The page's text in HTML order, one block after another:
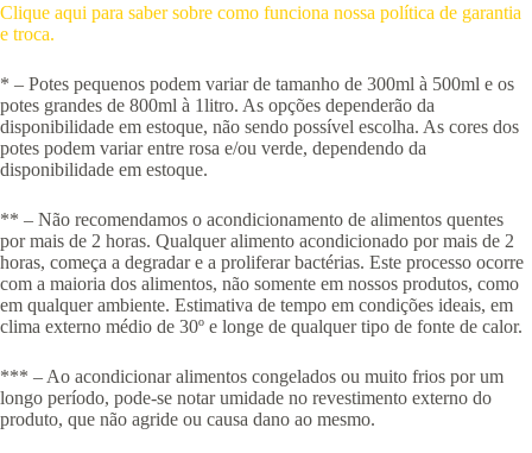
Clique aqui para saber sobre como funciona nossa política de garantia
e troca.
* – Potes pequenos podem variar de tamanho de 300ml à 500ml e os
potes grandes de 800ml à 1litro. As opções dependerão da
disponibilidade em estoque, não sendo possível escolha. As cores dos
potes podem variar entre rosa e/ou verde, dependendo da
disponibilidade em estoque.
** – Não recomendamos o acondicionamento de alimentos quentes
por mais de 2 horas. Qualquer alimento acondicionado por mais de 2
horas, começa a degradar e a proliferar bactérias. Este processo ocorre
com a maioria dos alimentos, não somente em nossos produtos, como
em qualquer ambiente. Estimativa de tempo em condições ideais, em
clima externo médio de 30º e longe de qualquer tipo de fonte de calor.
*** – Ao acondicionar alimentos congelados ou muito frios por um
longo período, pode-se notar umidade no revestimento externo do
produto, que não agride ou causa dano ao mesmo.